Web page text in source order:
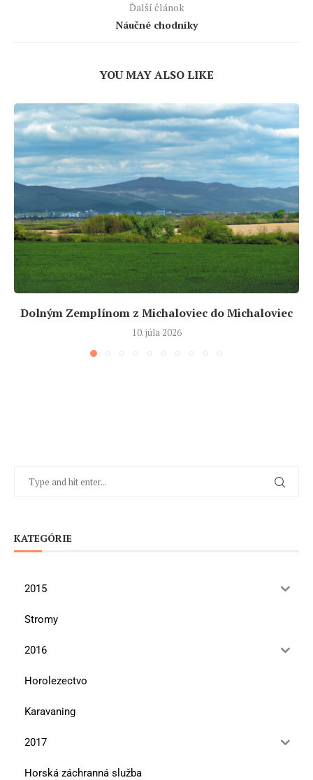
Ďalší článok
Náučné chodníky
YOU MAY ALSO LIKE
Dolným Zemplínom z Michaloviec do Michaloviec
10. júla 2026
KATEGÓRIE
2015
Stromy
2016
Horolezectvo
Karavaning
2017
Horská záchranná služba